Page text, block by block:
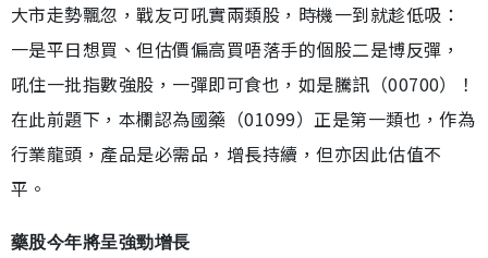
大市走勢飄忽，戰友可吼實兩類股，時機一到就趁低吸：
一是平日想買、但估價偏高買唔落手的個股二是博反彈，
吼住一批指數強股，一彈即可食也，如是騰訊（00700）！
在此前題下，本欄認為國藥（01099）正是第一類也，作為
行業龍頭，產品是必需品，增長持續，但亦因此估值不
平。
藥股今年將呈強勁增長